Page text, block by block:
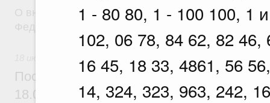
1 - 80 80, 1 - 100 100, 1
102, 06 78, 84 62, 82
16 45, 18 33, 4861, 56
14, 324, 323, 963, 242,
О внесении изменения в постановление
Постановление Правительства
18.07.2026 г. № 914